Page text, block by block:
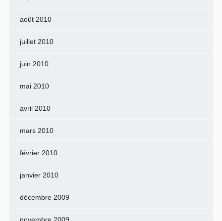
août 2010
juillet 2010
juin 2010
mai 2010
avril 2010
mars 2010
février 2010
janvier 2010
décembre 2009